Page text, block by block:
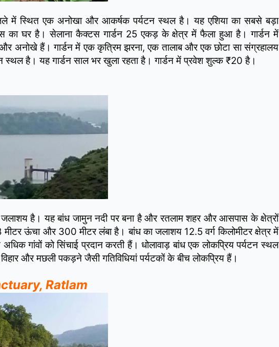
में स्थित एक अनोखा और आकर्षक पर्यटन स्थल है। यह एशिया का सबसे बड़ा
का घर है। सेलाना कैक्टस गार्डन 25 एकड़ के क्षेत्र में फैला हुआ है। गार्डन में
अनोखे हैं। गार्डन में एक कृत्रिम झरना, एक तालाब और एक छोटा सा संग्रहालय
स्थल है। यह गार्डन साल भर खुला रहता है। गार्डन में प्रवेश शुल्क ₹20 है।
जलाशय है। यह बांध जामुन नदी पर बना है और रतलाम शहर और आसपास के क्षेत्रों
ऊंचा और 300 मीटर लंबा है। बांध का जलाशय 12.5 वर्ग किलोमीटर क्षेत्र में
गांवों को सिंचाई प्रदान करती हैं। धोलावाड़ बांध एक लोकप्रिय पर्यटन स्थल
और मछली पकड़ने जैसी गतिविधियां पर्यटकों के बीच लोकप्रिय हैं।
Ratlam